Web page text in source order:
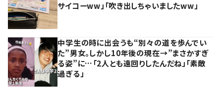
サイコーww」「吹き出しちゃいましたww」
中学生の時に出会うも“別々の道を歩んでい
た”男女。しかし10年後の現在→”まさかすぎ
る姿”に…「2人とも遠回りしたんだね」「素敵
過ぎる」